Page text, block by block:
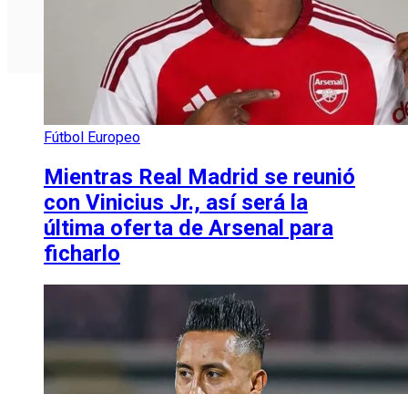
Fútbol Europeo
Mientras Real Madrid se reunió
con Vinicius Jr., así será la
última oferta de Arsenal para
ficharlo